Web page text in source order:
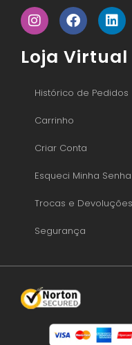
Loja Virtual
Histórico de Pedidos
Carrinho
Criar Conta
Esqueci Minha Senha
Trocas e Devoluções
Segurança